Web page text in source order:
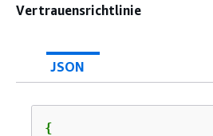
Vertrauensrichtlinie
JSON
{